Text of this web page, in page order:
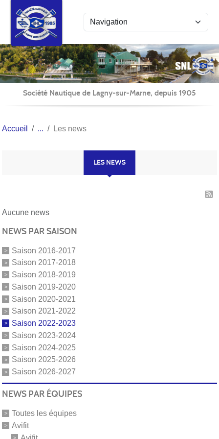
Société Nautique de Lagny-sur-Marne, depuis 1905
Accueil Les news
LES NEWS
Aucune news
NEWS PAR SAISON
Saison 2016-2017
Saison 2017-2018
Saison 2018-2019
Saison 2019-2020
Saison 2020-2021
Saison 2021-2022
Saison 2022-2023
Saison 2023-2024
Saison 2024-2025
Saison 2025-2026
Saison 2026-2027
NEWS PAR ÉQUIPES
Toutes les équipes
Avifit
Panneau de gestion des cookies